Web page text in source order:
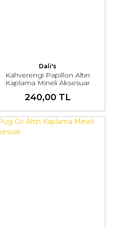
Dali's
Kahverengi Papillon Altın
Kaplama Mineli Aksesuar
240,00 TL